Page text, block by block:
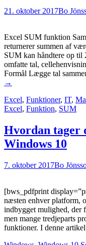
21. oktober 2017Bo
Excel SUM funktion
returnerer summen af
SUM kan håndtere op til
omfatte tal,
Formål Lægge tal
→
Excel, Funktioner, IT,
Excel, Funktion, SUM
Hvordan tager
Windows 10
7. oktober 2017Bo
[bws_pdfprint
næsten enhver platform,
indbygget mulighed, der
men mange tredjeparts
funktioner. I denne